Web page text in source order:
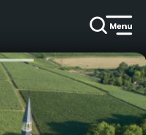
de Dormans 1914-1918 - Visite privée